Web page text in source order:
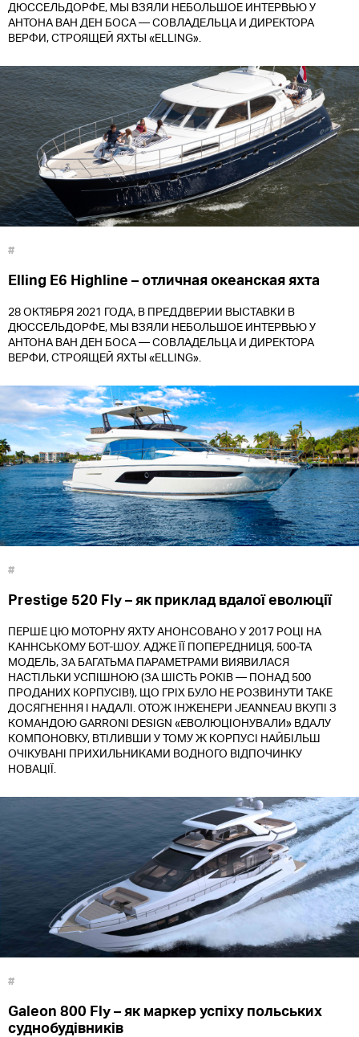
ДЮССЕЛЬДОРФЕ, МЫ ВЗЯЛИ НЕБОЛЬШОЕ ИНТЕРВЬЮ У
АНТОНА ВАН ДЕН БОСА — СОВЛАДЕЛЬЦА И ДИРЕКТОРА
ВЕРФИ, СТРОЯЩЕЙ ЯХТЫ «ELLING».
#
Elling E6 Highline – отличная океанская яхта
28 ОКТЯБРЯ 2021 ГОДА, В ПРЕДДВЕРИИ ВЫСТАВКИ В
ДЮССЕЛЬДОРФЕ, МЫ ВЗЯЛИ НЕБОЛЬШОЕ ИНТЕРВЬЮ У
АНТОНА ВАН ДЕН БОСА — СОВЛАДЕЛЬЦА И ДИРЕКТОРА
ВЕРФИ, СТРОЯЩЕЙ ЯХТЫ «ELLING».
#
Prestige 520 Fly – як приклад вдалої еволюції
ПЕРШЕ ЦЮ МОТОРНУ ЯХТУ АНОНСОВАНО У 2017 РОЦІ НА
КАННСЬКОМУ БОТ-ШОУ. АДЖЕ ЇЇ ПОПЕРЕДНИЦЯ, 500-ТА
МОДЕЛЬ, ЗА БАГАТЬМА ПАРАМЕТРАМИ ВИЯВИЛАСЯ
НАСТІЛЬКИ УСПІШНОЮ (ЗА ШІСТЬ РОКІВ — ПОНАД 500
ПРОДАНИХ КОРПУСІВ!), ЩО ГРІХ БУЛО НЕ РОЗВИНУТИ ТАКЕ
ДОСЯГНЕННЯ І НАДАЛІ. ОТОЖ ІНЖЕНЕРИ JEANNEAU ВКУПІ З
КОМАНДОЮ GARRONI DESIGN «ЕВОЛЮЦІОНУВАЛИ» ВДАЛУ
КОМПОНОВКУ, ВТІЛИВШИ У ТОМУ Ж КОРПУСІ НАЙБІЛЬШ
ОЧІКУВАНІ ПРИХИЛЬНИКАМИ ВОДНОГО ВІДПОЧИНКУ
НОВАЦІЇ.
#
Galeon 800 Fly – як маркер успіху польських
суднобудівників